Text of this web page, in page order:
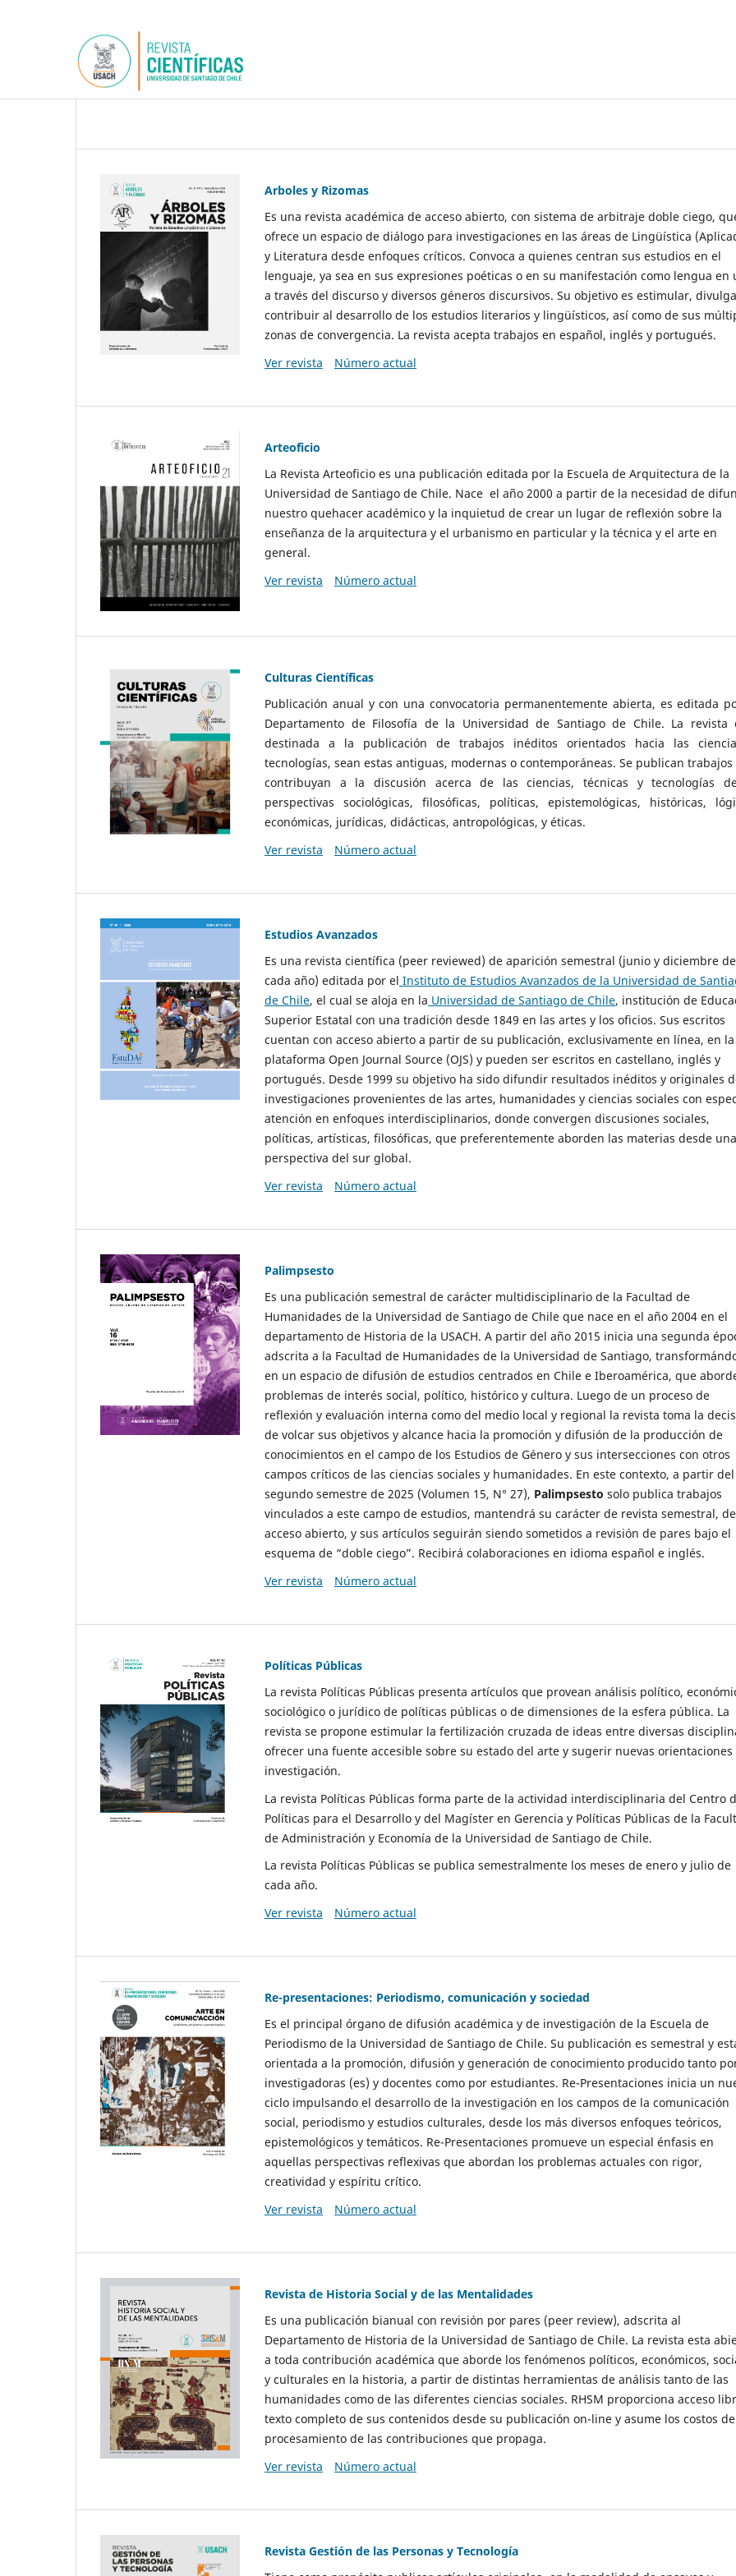
Arboles y Rizomas
Es una revista académica de acceso abierto, con sistema de arbitraje doble ciego,
ofrece un espacio de diálogo para investigaciones en las áreas de Lingüística
y Literatura desde enfoques críticos. Convoca a quienes centran sus estudios en el
lenguaje, ya sea en sus expresiones poéticas o en su manifestación como lengua en
a través del discurso y diversos géneros discursivos. Su objetivo es estimular,
contribuir al desarrollo de los estudios literarios y lingüísticos, así como de sus
zonas de convergencia. La revista acepta trabajos en español, inglés y portugués.
Ver revista
Número actual
Arteoficio
La Revista Arteoficio es una publicación editada por la Escuela de Arquitectura de la
Universidad de Santiago de Chile. Nace el año 2000 a partir de la necesidad de
nuestro quehacer académico y la inquietud de crear un lugar de reflexión sobre la
enseñanza de la arquitectura y el urbanismo en particular y la técnica y el arte en
general.
Ver revista
Número actual
Culturas Científicas
Publicación anual y con una convocatoria permanentemente abierta, es editada
Departamento de Filosofía de la Universidad de Santiago de Chile. La revista
destinada a la publicación de trabajos inéditos orientados hacia las
tecnologías, sean estas antiguas, modernas o contemporáneas. Se publican
contribuyan a la discusión acerca de las ciencias, técnicas y tecnologías
perspectivas sociológicas, filosóficas, políticas, epistemológicas, históricas,
económicas, jurídicas, didácticas, antropológicas, y éticas.
Ver revista
Número actual
Estudios Avanzados
Es una revista científica (peer reviewed) de aparición semestral (junio y diciembre de
cada año) editada por el Instituto de Estudios Avanzados de la Universidad de
de Chile, el cual se aloja en la Universidad de Santiago de Chile, institución de
Superior Estatal con una tradición desde 1849 en las artes y los oficios. Sus escritos
cuentan con acceso abierto a partir de su publicación, exclusivamente en línea, en la
plataforma Open Journal Source (OJS) y pueden ser escritos en castellano, inglés y
portugués. Desde 1999 su objetivo ha sido difundir resultados inéditos y originales
investigaciones provenientes de las artes, humanidades y ciencias sociales con
atención en enfoques interdisciplinarios, donde convergen discusiones sociales,
políticas, artísticas, filosóficas, que preferentemente aborden las materias desde una
perspectiva del sur global.
Ver revista
Número actual
Palimpsesto
Es una publicación semestral de carácter multidisciplinario de la Facultad de
Humanidades de la Universidad de Santiago de Chile que nace en el año 2004 en el
departamento de Historia de la USACH. A partir del año 2015 inicia una segunda
adscrita a la Facultad de Humanidades de la Universidad de Santiago,
en un espacio de difusión de estudios centrados en Chile e Iberoamérica, que
problemas de interés social, político, histórico y cultura. Luego de un proceso de
reflexión y evaluación interna como del medio local y regional la revista toma la
de volcar sus objetivos y alcance hacia la promoción y difusión de la producción de
conocimientos en el campo de los Estudios de Género y sus intersecciones con otros
campos críticos de las ciencias sociales y humanidades. En este contexto, a partir del
segundo semestre de 2025 (Volumen 15, N° 27), Palimpsesto solo publica trabajos
vinculados a este campo de estudios, mantendrá su carácter de revista semestral, de
acceso abierto, y sus artículos seguirán siendo sometidos a revisión de pares bajo el
esquema de “doble ciego”. Recibirá colaboraciones en idioma español e inglés.
Ver revista
Número actual
Políticas Públicas
La revista Políticas Públicas presenta artículos que provean análisis político,
sociológico o jurídico de políticas públicas o de dimensiones de la esfera pública. La
revista se propone estimular la fertilización cruzada de ideas entre diversas
ofrecer una fuente accesible sobre su estado del arte y sugerir nuevas orientaciones
investigación.
La revista Políticas Públicas forma parte de la actividad interdisciplinaria del Centro
Políticas para el Desarrollo y del Magíster en Gerencia y Políticas Públicas de la
de Administración y Economía de la Universidad de Santiago de Chile.
La revista Políticas Públicas se publica semestralmente los meses de enero y julio de
cada año.
Ver revista
Número actual
Re-presentaciones: Periodismo, comunicación y sociedad
Es el principal órgano de difusión académica y de investigación de la Escuela de
Periodismo de la Universidad de Santiago de Chile. Su publicación es semestral y
orientada a la promoción, difusión y generación de conocimiento producido tanto
investigadoras (es) y docentes como por estudiantes. Re-Presentaciones inicia un
ciclo impulsando el desarrollo de la investigación en los campos de la comunicación
social, periodismo y estudios culturales, desde los más diversos enfoques teóricos,
epistemológicos y temáticos. Re-Presentaciones promueve un especial énfasis en
aquellas perspectivas reflexivas que abordan los problemas actuales con rigor,
creatividad y espíritu crítico.
Ver revista
Número actual
Revista de Historia Social y de las Mentalidades
Es una publicación bianual con revisión por pares (peer review), adscrita al
Departamento de Historia de la Universidad de Santiago de Chile. La revista esta
a toda contribución académica que aborde los fenómenos políticos, económicos,
y culturales en la historia, a partir de distintas herramientas de análisis tanto de las
humanidades como de las diferentes ciencias sociales. RHSM proporciona acceso
texto completo de sus contenidos desde su publicación on-line y asume los costos de
procesamiento de las contribuciones que propaga.
Ver revista
Número actual
Revista Gestión de las Personas y Tecnología